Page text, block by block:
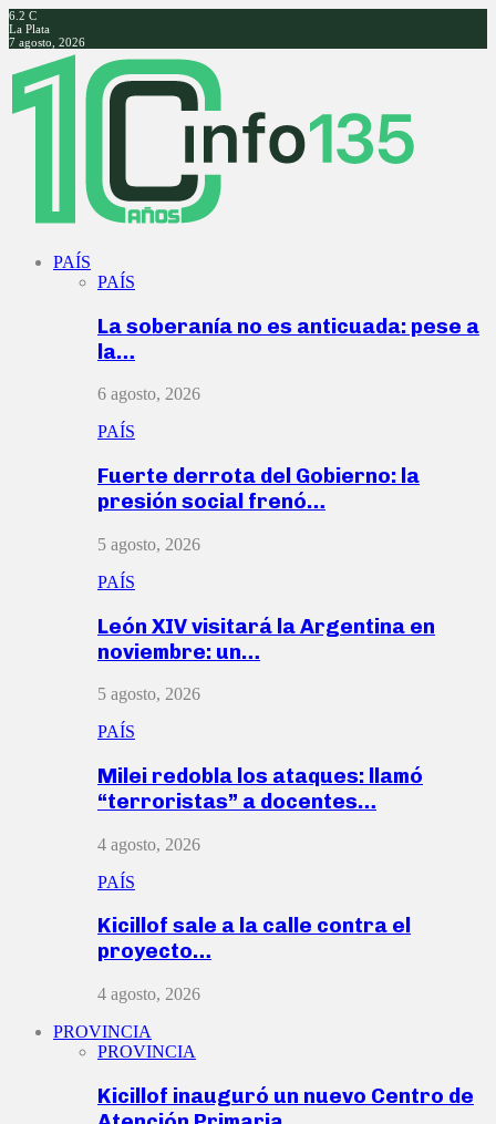
6.2 C
La Plata
7 agosto, 2026
Facebook
Twitter
Instagram
Youtube
PAÍS
PAÍS
La soberanía no es anticuada: pese a
la…
6 agosto, 2026
PAÍS
Fuerte derrota del Gobierno: la
presión social frenó…
5 agosto, 2026
PAÍS
León XIV visitará la Argentina en
noviembre: un…
5 agosto, 2026
PAÍS
Milei redobla los ataques: llamó
“terroristas” a docentes…
4 agosto, 2026
PAÍS
Kicillof sale a la calle contra el
proyecto…
4 agosto, 2026
PROVINCIA
PROVINCIA
Kicillof inauguró un nuevo Centro de